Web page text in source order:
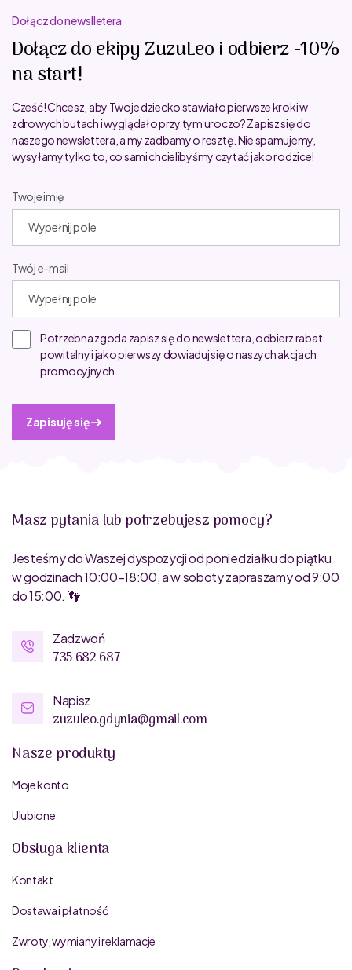
Dołącz do newslletera
Dołącz do ekipy ZuzuLeo i odbierz -10%
na start!
Cześć! Chcesz, aby Twoje dziecko stawiało pierwsze kroki w
zdrowych butach i wyglądało przy tym uroczo? Zapisz się do
naszego newslettera, a my zadbamy o resztę. Nie spamujemy,
wysyłamy tylko to, co sami chcielibyśmy czytać jako rodzice!
Twoje imię
Twój e-mail
Potrzebna zgoda zapisz się do newslettera, odbierz rabat
powitalny i jako pierwszy dowiaduj się o naszych akcjach
promocyjnych.
Zapisuję się
Masz pytania lub potrzebujesz pomocy?
Jesteśmy do Waszej dyspozycji od poniedziałku do piątku
w godzinach 10:00–18:00, a w soboty zapraszamy od 9:00
do 15:00. 👣
Zadzwoń
735 682 687
Napisz
zuzuleo.gdynia@gmail.com
Nasze produkty
Moje konto
Ulubione
Obsługa klienta
Kontakt
Dostawa i płatność
Zwroty, wymiany i reklamacje